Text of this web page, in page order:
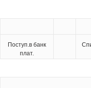
Поступ.в банк
плат.